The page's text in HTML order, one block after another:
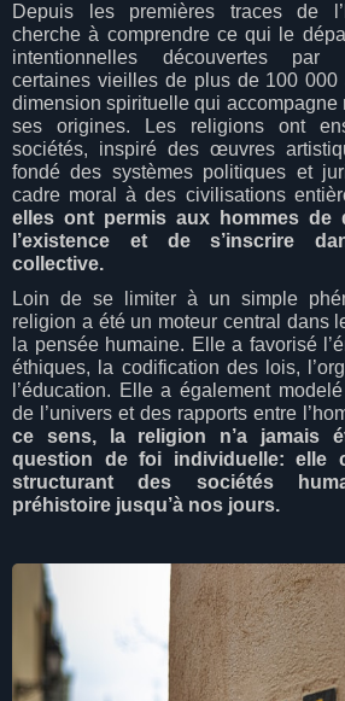
Depuis les premières traces de
cherche à comprendre ce qui le
intentionnelles découvertes par
certaines vieilles de plus de 100 000
dimension spirituelle qui accompagne
ses origines. Les religions ont
sociétés, inspiré des œuvres
fondé des systèmes politiques et
cadre moral à des civilisations
elles ont permis aux hommes de
l’existence et de s’inscrire
collective.
Loin de se limiter à un simple
religion a été un moteur central dans
la pensée humaine. Elle a favorisé
éthiques, la codification des lois,
l’éducation. Elle a également
de l’univers et des rapports entre
ce sens, la religion n’a jamais
question de foi individuelle: elle
structurant des sociétés
préhistoire jusqu’à nos jours.